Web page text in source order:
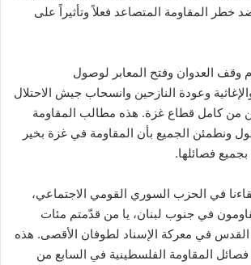
خطر المقاومة المتصاعد فعلاً وتأثيراً على
وقف العدوان وفتح المعابر لوصول
وعودة النازحين وانسحاب جيش الاحتلال
من كامل قطاع غزة. هذه مطالب المقاومة
ونطمئن الجميع بأن المقاومة في غزة بخير
فصائلها.
في الحزب السوري القومي الاجتماعي،
في جنوب لبنان، يا من قدّمتم مئات
في معركة الإسناد لطوفان الأقصى. هذه
فصائل المقاومة الفلسطينية في السابع من